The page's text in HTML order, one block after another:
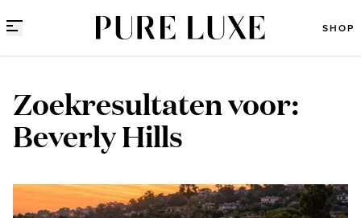
SHOP
Zoekresultaten voor:
Beverly Hills